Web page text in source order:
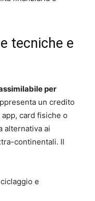
tecniche e
per
un credito
card fisiche o
alternativa ai
continentali. Il
e